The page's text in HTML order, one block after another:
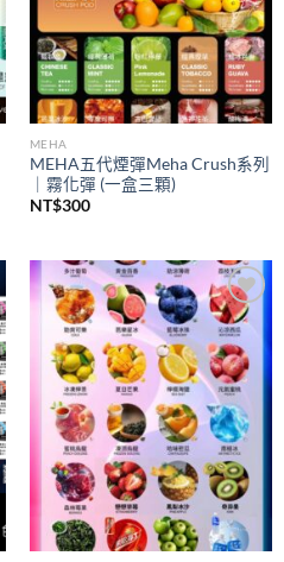
MEHA
MEHA五代煙彈Meha Crush系列
｜霧化彈 (一盒三顆)
NT$300
Add to
wishlist